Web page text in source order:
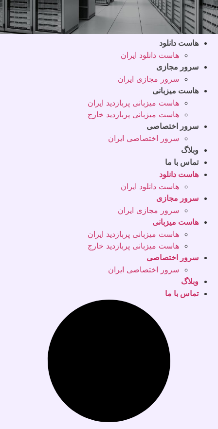
هاست دانلود
هاست دانلود ایران
سرور مجازی
سرور مجازی ایران
هاست میزبانی
هاست میزبانی پربازدید ایران
هاست میزبانی پربازدید خارج
سرور اختصاصی
سرور اختصاصی ایران
وبلاگ
تماس با ما
هاست دانلود
هاست دانلود ایران
سرور مجازی
سرور مجازی ایران
هاست میزبانی
هاست میزبانی پربازدید ایران
هاست میزبانی پربازدید خارج
سرور اختصاصی
سرور اختصاصی ایران
وبلاگ
تماس با ما